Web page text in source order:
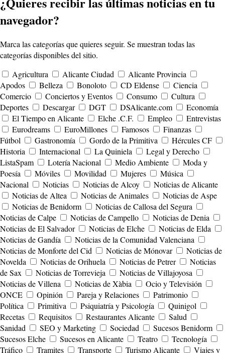
navegador?
Marca las categorías que quieres seguir. Se muestran todas las
categorías disponibles del sitio.
Agricultura
Alicante Ciudad
Alicante Provincia
Apodos
Belleza Bonoloto CD Eldense
Ciencia
Comercio
Conciertos y Eventos Consumo
Cultura
Deportes
Descargar DGT DSAlicante.com
Economía
El Tiempo en Alicante
Elche .C.F. Empleo
Entrevistas
Eurodreams
EuroMillones Famosos
Finanzas
Fútbol
Gastronomía Gordo de la Primitiva
Hércules CF
Historia
Internacional La Quiniela
Legal y Derecho
ListaSpam
Lotería Nacional Medio Ambiente
Moda y
Poesía
Móviles Movilidad Mujeres
Música
Nacional
Noticias Noticias de Alcoy
Noticias de Alicante
Noticias de Altea
Noticias de Animales
Noticias de Aspe
Noticias de Benidorm
Noticias de Callosa del Segura
Noticias de Calpe
Noticias de Campello
Noticias de Denia
Noticias de El Salvador
Noticias de Elche
Noticias de Elda
Noticias de Gandía
Noticias de la Comunidad Valenciana
Noticias de Monforte del Cid
Noticias de Mónovar
Noticias de
Novelda
Noticias de Orihuela Noticias de Petrer
Noticias
de Sax
Noticias de Torrevieja
Noticias de Villajoyosa
Noticias de Villena
Noticias de Xàbia
Ocio y Televisión
ONCE
Opinión Pareja y Relaciones
Patrimonio
Política
Primitiva Psiquiatría y Psicología
Quinigol
Recetas
Requisitos Restaurantes Alicante
Salud
Sanidad
SEO y Marketing Sociedad
Sucesos Benidorm
Sucesos Elche
Sucesos en Alicante Teatro
Tecnología
Tráfico
Tramites Transporte Turismo Alicante Viajes y